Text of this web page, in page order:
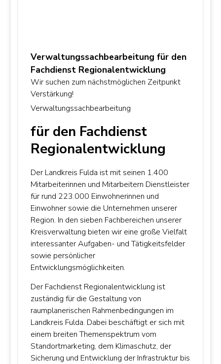
Verwaltungssachbearbeitung für den
Fachdienst Regionalentwicklung
Wir suchen zum nächstmöglichen Zeitpunkt
Verstärkung!
Verwaltungssachbearbeitung
für den Fachdienst
Regionalentwicklung
Der Landkreis Fulda ist mit seinen 1.400
Mitarbeiterinnen und Mitarbeitern Dienstleister
für rund 223.000 Einwohnerinnen und
Einwohner sowie die Unternehmen unserer
Region. In den sieben Fachbereichen unserer
Kreisverwaltung bieten wir eine große Vielfalt
interessanter Aufgaben- und Tätigkeitsfelder
sowie persönlicher
Entwicklungsmöglichkeiten.
Der Fachdienst Regionalentwicklung ist
zuständig für die Gestaltung von
raumplanerischen Rahmenbedingungen im
Landkreis Fulda. Dabei beschäftigt er sich mit
einem breiten Themenspektrum vom
Standortmarketing, dem Klimaschutz, der
Sicherung und Entwicklung der Infrastruktur bis